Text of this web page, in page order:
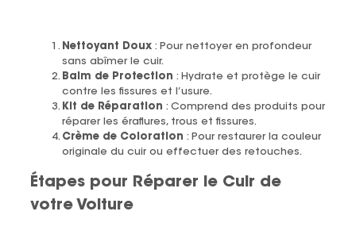
Nettoyant Doux: Pour nettoyer en profondeur
sans abîmer le cuir.
Balm de Protection : Hydrate et protège le cuir
contre les fissures et l’usure.
Kit de Réparation : Comprend des produits pour
réparer les éraflures, trous et fissures.
Crème de Coloration : Pour restaurer la couleur
originale du cuir ou effectuer des retouches.
Étapes pour Réparer le Cuir de
votre Voiture